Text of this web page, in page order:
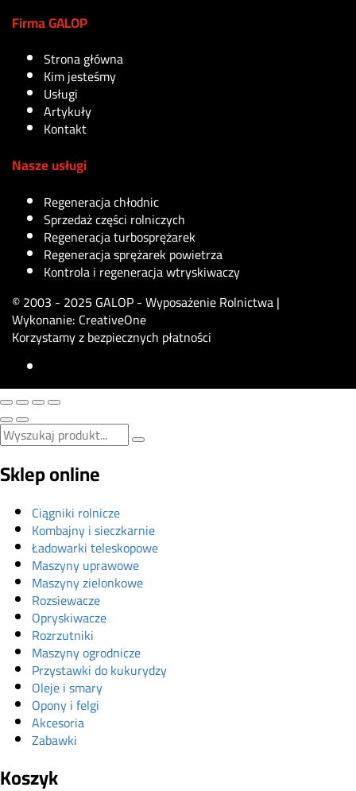
Firma GALOP
Strona główna
Kim jesteśmy
Usługi
Artykuły
Kontakt
Nasze usługi
Regeneracja chłodnic
Sprzedaż części rolniczych
Regeneracja turbosprężarek
Regeneracja sprężarek powietrza
Kontrola i regeneracja wtryskiwaczy
© 2003 - 2025 GALOP - Wyposażenie Rolnictwa |
Wykonanie: CreativeOne
Korzystamy z bezpiecznych płatności
Sklep online
Ciągniki rolnicze
Kombajny i sieczkarnie
Ładowarki teleskopowe
Maszyny uprawowe
Maszyny zielonkowe
Rozsiewacze
Opryskiwacze
Rozrzutniki
Maszyny ogrodnicze
Przystawki do kukurydzy
Oleje i smary
Opony i felgi
Akcesoria
Zabawki
Koszyk